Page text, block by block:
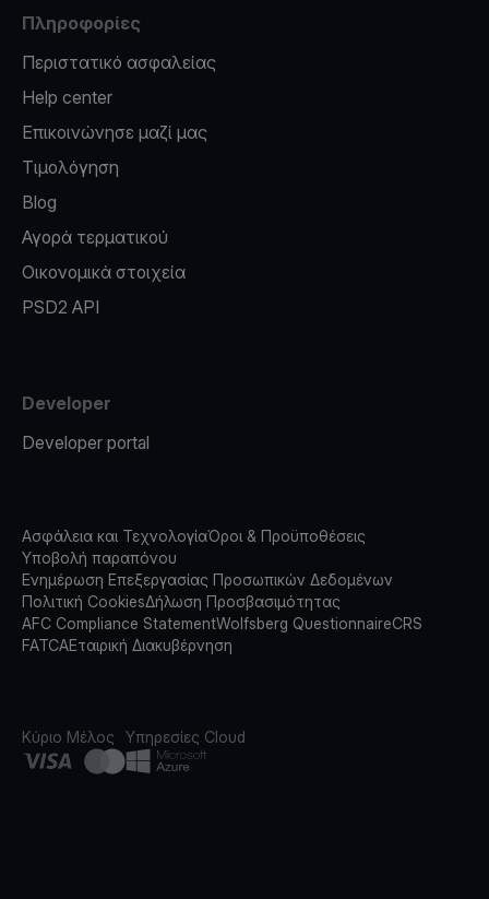
Πληροφορίες
Περιστατικό ασφαλείας
Help center
Επικοινώνησε μαζί μας
Τιμολόγηση
Blog
Αγορά τερματικού
Οικονομικά στοιχεία
PSD2 API
Developer
Developer portal
Ασφάλεια και ΤεχνολογίαΌροι & Προϋποθέσεις
Υποβολή παραπόνου
Ενημέρωση Επεξεργασίας Προσωπικών Δεδομένων
Πολιτική CookiesΔήλωση Προσβασιμότητας
AFC Compliance StatementWolfsberg QuestionnaireCRS
FATCAΕταιρική Διακυβέρνηση
Κύριο Μέλος Υπηρεσίες Cloud